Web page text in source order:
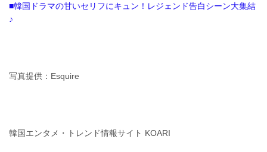
■韓国ドラマの甘いセリフにキュン！レジェンド告白シーン大集結
♪
写真提供：Esquire
韓国エンタメ・トレンド情報サイト KOARI